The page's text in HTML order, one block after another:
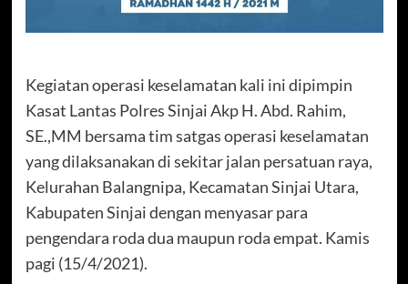
Kegiatan operasi keselamatan kali ini dipimpin
Kasat Lantas Polres Sinjai Akp H. Abd. Rahim,
SE.,MM bersama tim satgas operasi keselamatan
yang dilaksanakan di sekitar jalan persatuan raya,
Kelurahan Balangnipa, Kecamatan Sinjai Utara,
Kabupaten Sinjai dengan menyasar para
pengendara roda dua maupun roda empat. Kamis
pagi (15/4/2021).